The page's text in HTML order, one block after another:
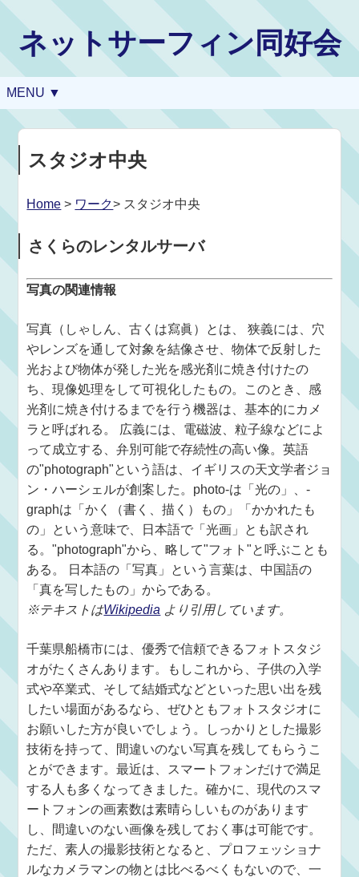
ネットサーフィン同好会
MENU ▼
スタジオ中央
Home > ワーク> スタジオ中央
さくらのレンタルサーバ
写真の関連情報
写真（しゃしん、古くは寫眞）とは、 狭義には、穴
やレンズを通して対象を結像させ、物体で反射した
光および物体が発した光を感光剤に焼き付けたの
ち、現像処理をして可視化したもの。このとき、感
光剤に焼き付けるまでを行う機器は、基本的にカメ
ラと呼ばれる。 広義には、電磁波、粒子線などによ
って成立する、弁別可能で存続性の高い像。英語
の"photograph"という語は、イギリスの天文学者ジョ
ン・ハーシェルが創案した。photo-は「光の」、-
graphは「かく（書く、描く）もの」「かかれたも
の」という意味で、日本語で「光画」とも訳され
る。"photograph"から、略して"フォト"と呼ぶことも
ある。 日本語の「写真」という言葉は、中国語の
「真を写したもの」からである。
※テキストはWikipedia より引用しています。
千葉県船橋市には、優秀で信頼できるフォトスタジ
オがたくさんあります。もしこれから、子供の入学
式や卒業式、そして結婚式などといった思い出を残
したい場面があるなら、ぜひともフォトスタジオに
お願いした方が良いでしょう。しっかりとした撮影
技術を持って、間違いのない写真を残してもらうこ
とができます。最近は、スマートフォンだけで満足
する人も多くなってきました。確かに、現代のスマ
ートフォンの画素数は素晴らしいものがあります
し、間違いのない画像を残しておく事は可能です。
ただ、素人の撮影技術となると、プロフェッショナ
ルなカメラマンの物とは比べるべくもないので、一